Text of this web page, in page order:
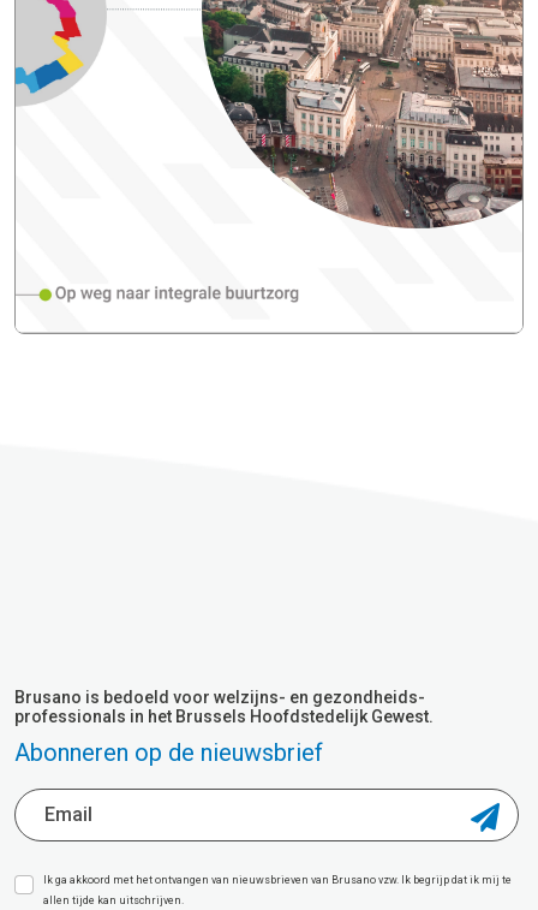
Brusano is bedoeld voor welzijns- en gezondheids-
professionals in het Brussels Hoofdstedelijk Gewest.
Abonneren op de nieuwsbrief
Ik ga akkoord met het ontvangen van nieuwsbrieven van Brusano vzw. Ik begrijp dat ik mij te
allen tijde kan uitschrijven.